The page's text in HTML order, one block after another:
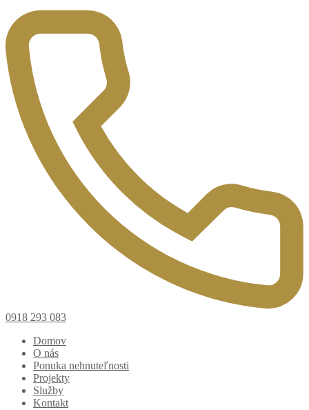
0918 293 083
Domov
O nás
Ponuka nehnuteľnosti
Projekty
Služby
Kontakt